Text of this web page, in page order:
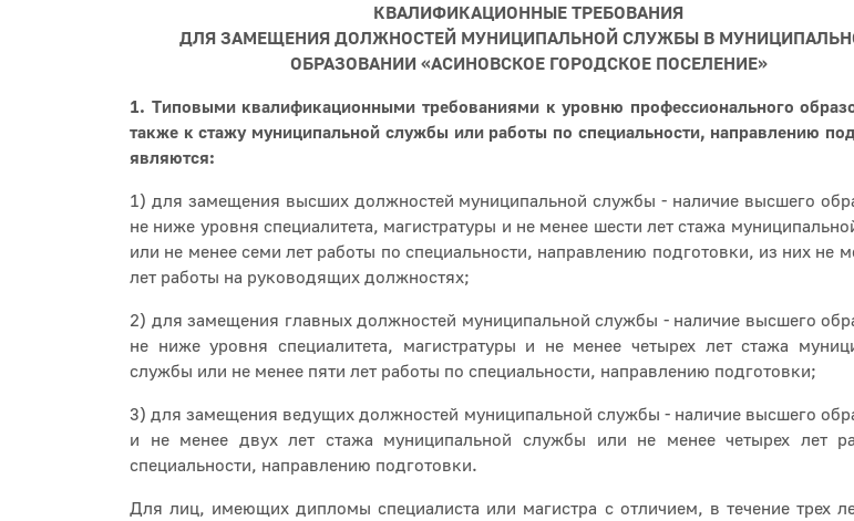
КВАЛИФИКАЦИОННЫЕ ТРЕБОВАНИЯ
ДЛЯ ЗАМЕЩЕНИЯ ДОЛЖНОСТЕЙ МУНИЦИПАЛЬНОЙ СЛУЖБЫ В
ОБРАЗОВАНИИ «АСИНОВСКОЕ ГОРОДСКОЕ ПОСЕЛЕНИЕ»
1. Типовыми квалификационными требованиями к уровню профессионального
также к стажу муниципальной службы или работы по специальности, направлению
являются:
1) для замещения высших должностей муниципальной службы - наличие высшего
не ниже уровня специалитета, магистратуры и не менее шести лет стажа
или не менее семи лет работы по специальности, направлению подготовки, из них не
лет работы на руководящих должностях;
2) для замещения главных должностей муниципальной службы - наличие высшего
не ниже уровня специалитета, магистратуры и не менее четырех лет стажа
службы или не менее пяти лет работы по специальности, направлению подготовки;
3) для замещения ведущих должностей муниципальной службы - наличие высшего
и не менее двух лет стажа муниципальной службы или не менее четырех лет
специальности, направлению подготовки.
Для лиц, имеющих дипломы специалиста или магистра с отличием, в течение трех